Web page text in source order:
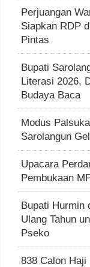
Perjuangan
Siapkan RDP
Pintas
Bupati
Literasi 2026,
Budaya Baca
Modus
Sarolangun
Upacara
Pembukaan
Bupati Hurmin
Ulang Tahun
Pseko
838 Calon